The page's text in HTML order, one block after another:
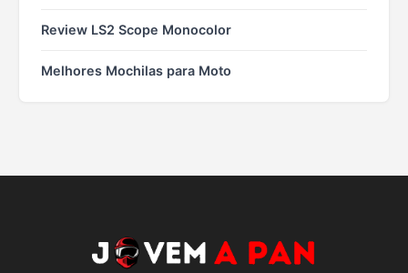
Review LS2 Scope Monocolor
Melhores Mochilas para Moto